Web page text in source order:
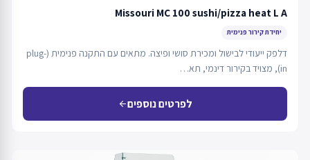
Missouri MC 100 sushi/pizza heat L A
יחידת קירור פנימית
דלפק ייעודי לבישול ומכירת סושי ופיצה. מתאים עם התקנה פנימית (plug-
in), מצויד בקירור דינמי, תא…
לפרטים נוספיםarrow_back